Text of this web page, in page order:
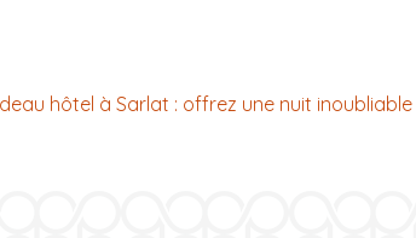
hôtel à Sarlat : offrez une nuit